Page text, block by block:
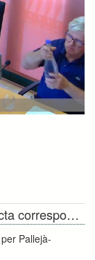
Aprovar, si escau, l'esborrany de l'acta corresponent a la sessió ordinària de data 30.05.2024.
Pallejà-